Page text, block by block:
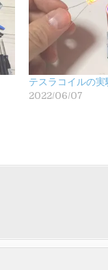
テスラコイルの実
2022/06/07